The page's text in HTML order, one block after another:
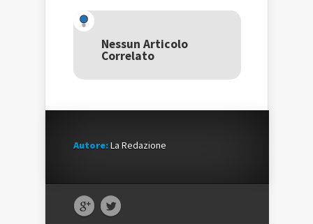
una
nuova
finestra)
nuova
finestra)
una
nuova
Nessun Articolo
Correlato
Autore:La Redazione